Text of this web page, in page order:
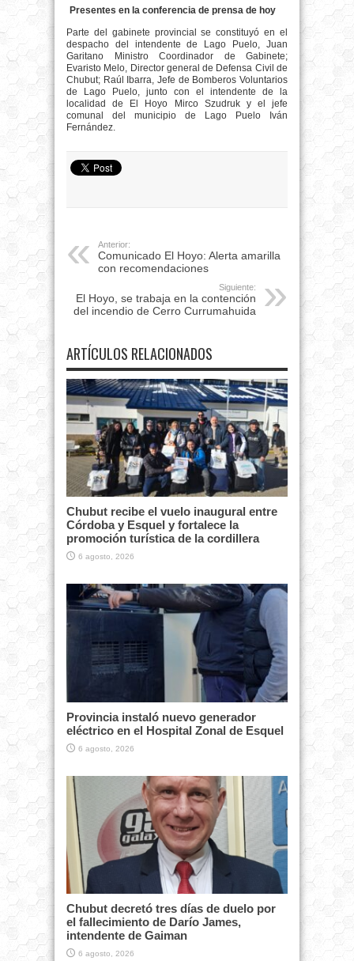
Presentes en la conferencia de prensa de hoy
Parte del gabinete provincial se constituyó en el
despacho del intendente de Lago Puelo, Juan
Garitano Ministro Coordinador de Gabinete;
Evaristo Melo, Director general de Defensa Civil de
Chubut; Raúl Ibarra, Jefe de Bomberos Voluntarios
de Lago Puelo, junto con el intendente de la
localidad de El Hoyo Mirco Szudruk y el jefe
comunal del municipio de Lago Puelo Iván
Fernández.
Anterior:
Comunicado El Hoyo: Alerta amarilla
con recomendaciones
Siguiente:
El Hoyo, se trabaja en la contención
del incendio de Cerro Currumahuida
ARTÍCULOS RELACIONADOS
Chubut recibe el vuelo inaugural entre
Córdoba y Esquel y fortalece la
promoción turística de la cordillera
6 agosto, 2026
Provincia instaló nuevo generador
eléctrico en el Hospital Zonal de Esquel
6 agosto, 2026
Chubut decretó tres días de duelo por
el fallecimiento de Darío James,
intendente de Gaiman
6 agosto, 2026